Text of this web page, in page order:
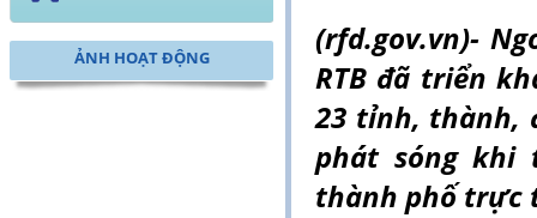
ẢNH HOẠT ĐỘNG
(rfd.gov.vn)-
RTB đã triển
23 tỉnh, thành,
phát sóng khi
thành phố trực